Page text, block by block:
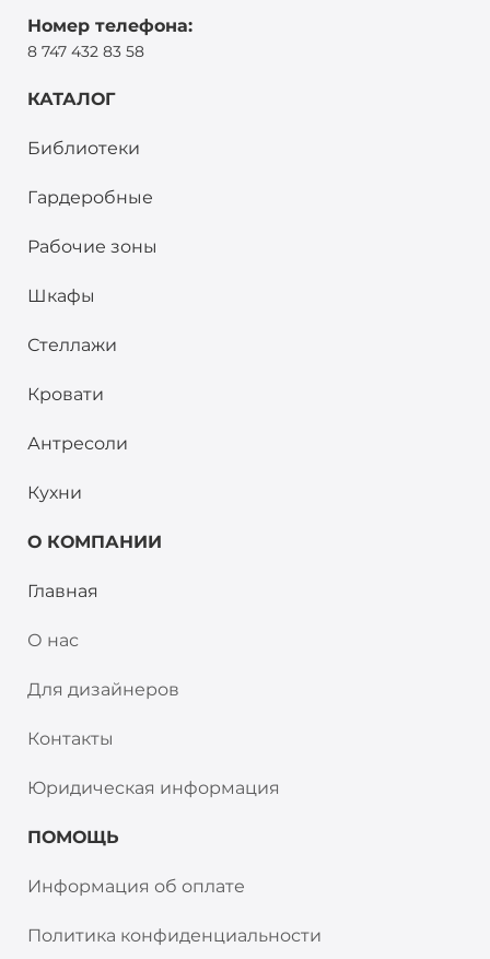
Номер телефона:
8 747 432 83 58
КАТАЛОГ
Библиотеки
Гардеробные
Рабочие зоны
Шкафы
Стеллажи
Кровати
Антресоли
Кухни
О КОМПАНИИ
Главная
О нас
Для дизайнеров
Контакты
Юридическая информация
ПОМОЩЬ
Информация об оплате
Политика конфиденциальности